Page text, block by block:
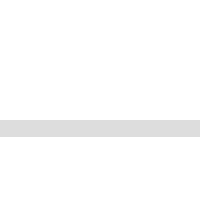
avec les actes diagnostiques ou thérapeutiques